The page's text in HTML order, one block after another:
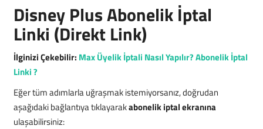
Disney Plus Abonelik İptal
Linki (Direkt Link)
İlginizi Çekebilir: Max Üyelik İptali Nasıl Yapılır? Abonelik İptal
Linki ?
Eğer tüm adımlarla uğraşmak istemiyorsanız, doğrudan
aşağıdaki bağlantıya tıklayarakabonelik iptal ekranına
ulaşabilirsiniz: